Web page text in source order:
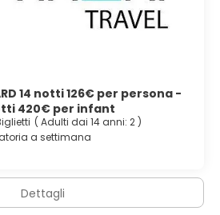
14 notti 126€ per persona -
420€ per infant
( Adulti dai 14 anni: 2 )
a settimana
Dettagli